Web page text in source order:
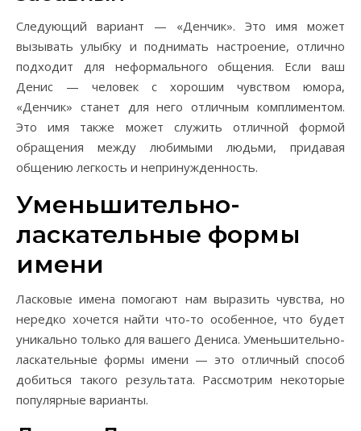
Следующий вариант — «Денчик». Это имя может
вызывать улыбку и поднимать настроение, отлично
подходит для неформального общения. Если ваш
Денис — человек с хорошим чувством юмора,
«Денчик» станет для него отличным комплиментом.
Это имя также может служить отличной формой
обращения между любимыми людьми, придавая
общению легкость и непринужденность.
Уменьшительно-
ласкательные формы
имени
Ласковые имена помогают нам выразить чувства, но
нередко хочется найти что-то особенное, что будет
уникально только для вашего Дениса. Уменьшительно-
ласкательные формы имени — это отличный способ
добиться такого результата. Рассмотрим некоторые
популярные варианты.